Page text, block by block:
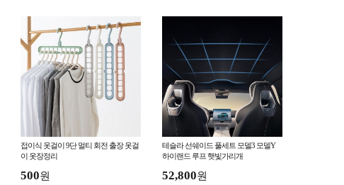
접이식 옷걸이 9단 멀티 회전 출장 옷걸
이 옷장정리
500원
테슬라 선쉐이드 풀세트 모델3 모델Y
하이랜드 루프 햇빛가리개
52,800원